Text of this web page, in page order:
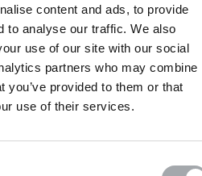
content and ads, to provide
to analyse our traffic. We also
use of our site with our social
partners who may combine
you’ve provided to them or that
use of their services.
client, le retour